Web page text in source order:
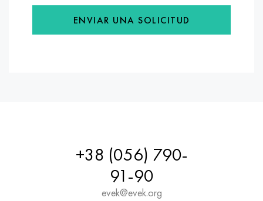
ENVIAR UNA SOLICITUD
+38 (056) 790-
91-90
evek@evek.org